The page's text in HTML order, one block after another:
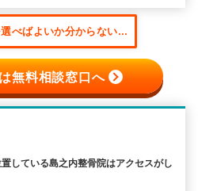
べばよいか分からない...
無料相談窓口へ
している島之内整骨院はアクセスがし